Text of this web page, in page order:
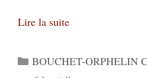
Lire la suite
Catégories
BOUCHET-ORPHELIN